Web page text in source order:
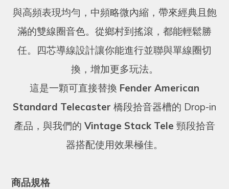
與高頻表現均勻，中頻略微內縮，帶來經典且飽
滿的雙線圈音色。從鄉村到搖滾，都能輕鬆勝
任。四芯導線設計讓你能進行並聯與單線圈切
換，增加更多玩法。
這是一顆可直接替換 Fender American
Standard Telecaster 橋段拾音器槽的 Drop-in
產品，與我們的 Vintage Stack Tele 頸段拾音
器搭配使用效果極佳。
商品規格